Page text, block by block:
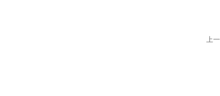
上